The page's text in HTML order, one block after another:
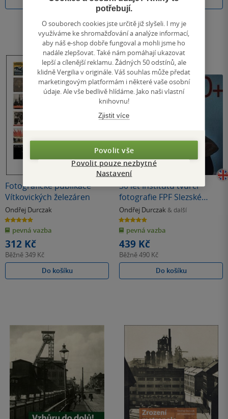
Fotografické publikace
Vítkovických železáren
Ondřej Durczak
5.0
z
5
hvězdiček
pevná vazba
312 Kč
Běžně 349 Kč
Do košíku
30 let Institutu tvůrčí
fotografie FPF Slezské
univerzity v Opavě
Ondřej Durczak & další
5.0
z
5
hvězdiček
pevná vazba
439 Kč
Běžně490 Kč
Do košíku
potřebují.
O souborech cookies jste určitě již slyšeli. I my je
využíváme ke shromažďování a analýze informací,
aby náš e-shop dobře fungoval a mohli jsme ho
nadále zlepšovat. Také nám pomáhají ukazovat
lepší a cílenější reklamu. Žádných 50 odstínů, ale
klidně Vergilia v originále. Váš souhlas může předat
marketingovým platformám i některé vaše osobní
údaje. Ale vše bedlivě hlídáme. Jako naši vlastní
knihovnu!
Zjistit více
Povolit vše
Povolit pouze nezbytné
Nastavení